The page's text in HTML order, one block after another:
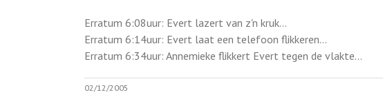
Erratum 6:08uur: Evert lazert van z'n kruk…
Erratum 6:14uur: Evert laat een telefoon flikkeren…
Erratum 6:34uur: Annemieke flikkert Evert tegen de vlakte…
02/12/2005